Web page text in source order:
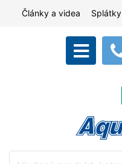
Články a videa Splátky